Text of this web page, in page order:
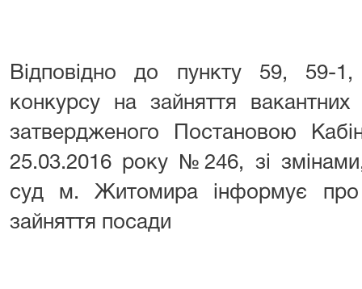
Відповідно до пункту 59, 59-
конкурсу на зайняття
затвердженого Постановою
25.03.2016 року №246, зі
суд м. Житомира інформує
зайняття посади